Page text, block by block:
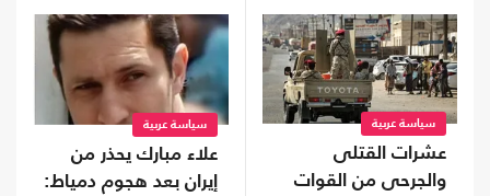
سياسة عربية
عشرات القتلى
والجرحى من القوات
سياسة عربية
علاء مبارك يحذر من
إيران بعد هجوم دمياط: